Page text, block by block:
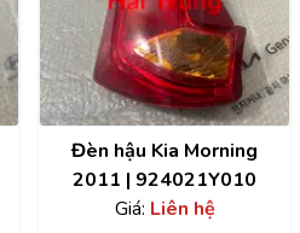
Đèn hậu Kia Morning
2011 | 924021Y010
Giá: Liên hệ